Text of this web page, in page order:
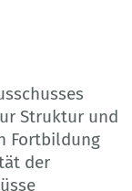
Struktur und
Fortbildung
der